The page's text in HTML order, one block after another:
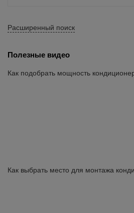
Расширенный поиск
Полезные видео
Как подобрать мощность
Как выбрать место для монтажа